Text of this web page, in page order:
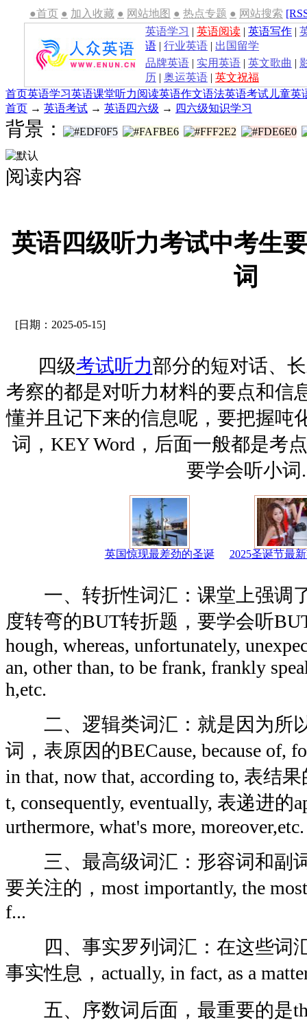
●首页 ● 加入收藏 ● 网站地图 ● 热点专题 ● 网站搜索
英语学习 | 英语阅读 | 英语写作 |
语 | 行业英语 | 出国留学
品牌英语 | 实用英语 | 英文歌曲 |
历 | 奥运英语 | 英文祝福
首页英语学习英语课堂听力阅读英语作文语法英语考试 儿童英
首页 → 英语考试 → 英语四六级 → 四六级知识学习
背景：
阅读内容
英语四级听力考试中考生
词
[日期：2025-05-15]
四级考试听力部分的短对话、
考察的都是对听力材料的要点和信
懂并且记下来的信息呢，要把握吨
词，KEY Word，后面一般都是考
要学会听小词.
英国惊现最差劲的圣诞 2025圣诞节最
一、转折性词汇：课堂上强调
度转弯的BUT转折题，要学会听
hough, whereas, unfortunately,
an, other than, to be frank, frankly
h,etc.
二、逻辑类词汇：就是因为所
词，表原因的BECause, because of,
in that, now that, according to, 表结果
t, consequently, eventually, 表递进的
urthermore, what's more, moreover,etc.
三、最高级词汇：形容词和副
要关注的，most importantly, the
f...
四、事实罗列词汇：在这些词
事实性息，actually, in fact, as a
五、序数词后面，最重要的是